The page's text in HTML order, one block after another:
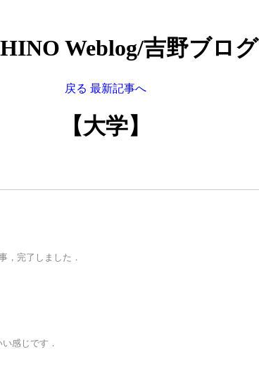
Weblog/吉野ブログ
戻る 最新記事へ
【大学】
，完了しました．
感じです．